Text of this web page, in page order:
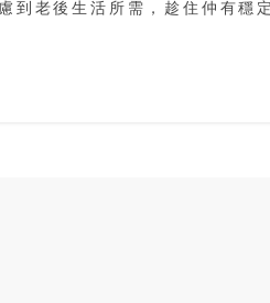
到老後生活所需，趁住仲有穩